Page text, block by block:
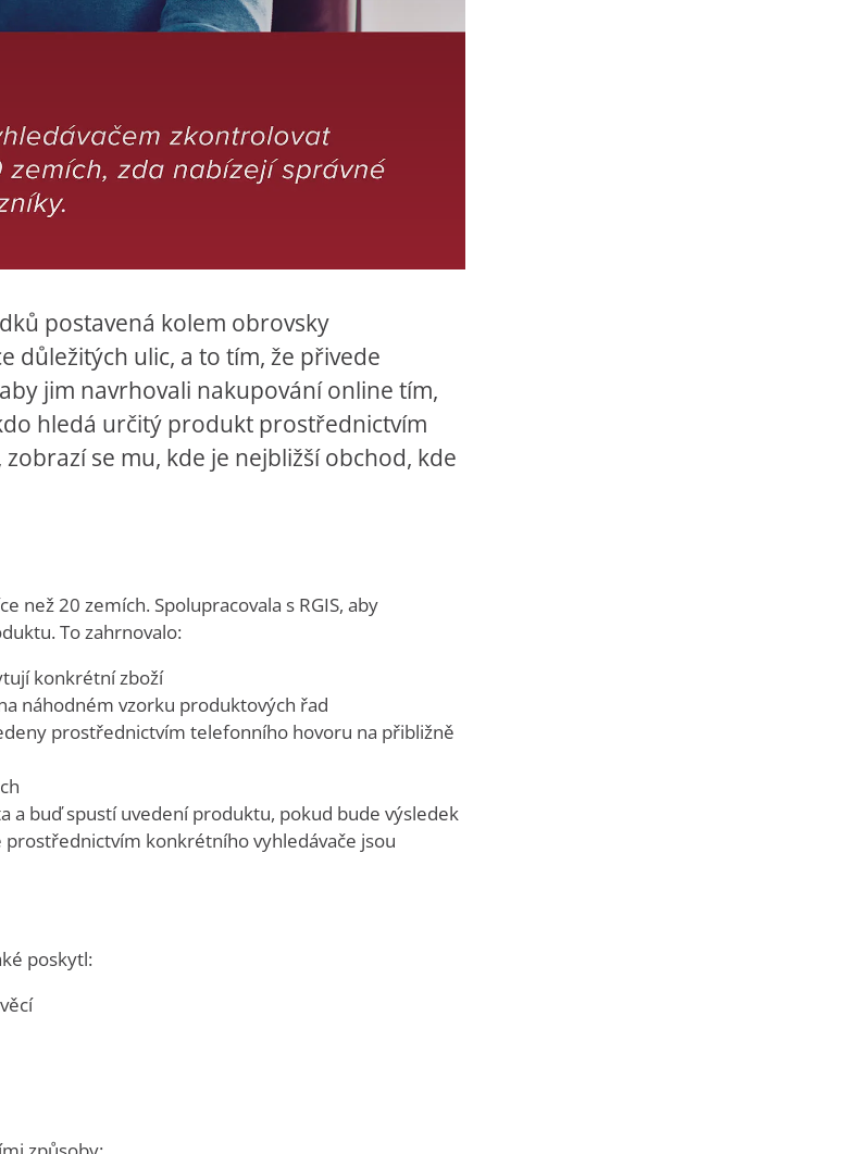
postavená kolem obrovsky
důležitých ulic, a to tím, že přivede
jim navrhovali nakupování online tím,
hledá určitý produkt prostřednictvím
se mu, kde je nejbližší obchod, kde
než 20 zemích. Spolupracovala s RGIS, aby
To zahrnovalo:
konkrétní zboží
náhodném vzorku produktových řad
prostřednictvím telefonního hovoru na přibližně
a buď spustí uvedení produktu, pokud bude výsledek
konkrétního vyhledávače jsou
poskytl: